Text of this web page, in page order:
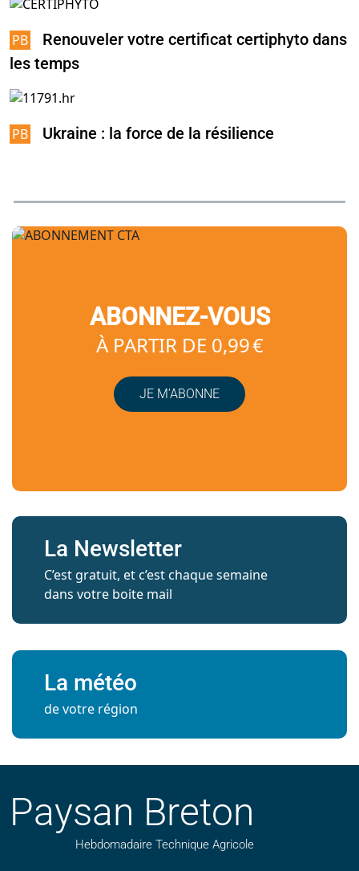
Renouveler votre certificat certiphyto dans
les temps
Ukraine : la force de la résilience
ABONNEZ-VOUS
À PARTIR DE 0,99 €
JE M’ABONNE
La Newsletter
C’est gratuit, et c’est chaque semaine
dans votre boite mail
La météo
de votre région
Paysan Breton
Hebdomadaire Technique Agricole